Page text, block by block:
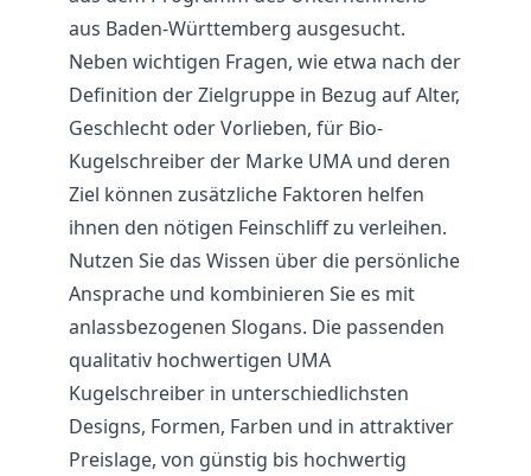
aus Baden-Württemberg ausgesucht.
Neben wichtigen Fragen, wie etwa nach der
Definition der Zielgruppe in Bezug auf Alter,
Geschlecht oder Vorlieben, für Bio-
Kugelschreiber der Marke UMA und deren
Ziel können zusätzliche Faktoren helfen
ihnen den nötigen Feinschliff zu verleihen.
Nutzen Sie das Wissen über die persönliche
Ansprache und kombinieren Sie es mit
anlassbezogenen Slogans. Die passenden
qualitativ hochwertigen UMA
Kugelschreiber in unterschiedlichsten
Designs, Formen, Farben und in attraktiver
Preislage, von günstig bis hochwertig